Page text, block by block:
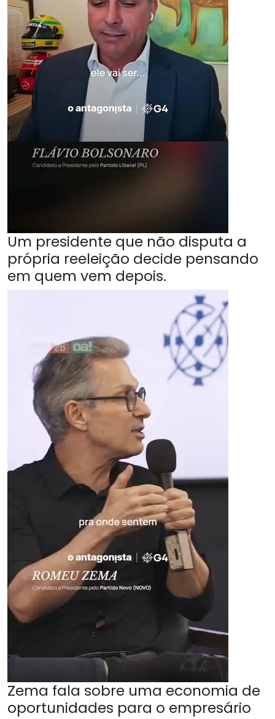
Um presidente que não disputa a
própria reeleição decide pensando
em quem vem depois.
Zema fala sobre uma economia de
oportunidades para o empresário